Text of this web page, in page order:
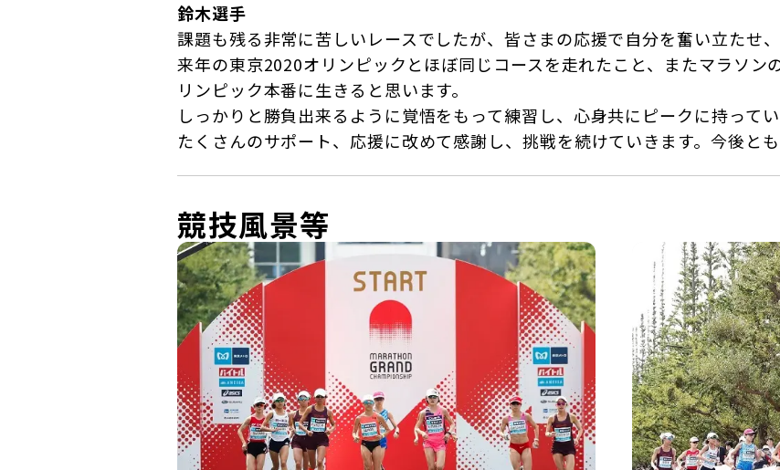
鈴木選手
課題も残る非常に苦しいレースでしたが、皆さまの応援で自分を奮い立たせ
来年の東京2020オリンピックとほぼ同じコースを走れたこと、またマラソン
リンピック本番に生きると思います。
しっかりと勝負出来るように覚悟をもって練習し、心身共にピークに持って
たくさんのサポート、応援に改めて感謝し、挑戦を続けていきます。今後と
競技風景等